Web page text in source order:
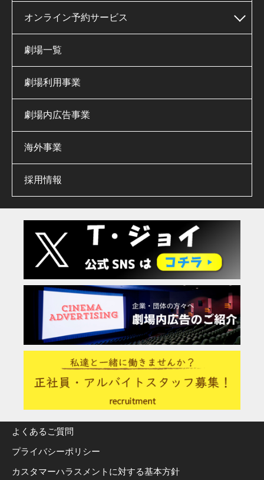
オンライン予約サービス
劇場一覧
劇場利用事業
劇場内広告事業
海外事業
採用情報
よくあるご質問
プライバシーポリシー
カスタマーハラスメントに対する基本方針